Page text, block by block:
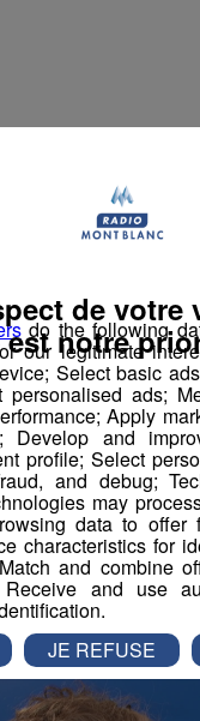
Partager sur
Partager sur
voulez
do the following
our legitimate
Select basic
ads;
Apply
Develop and
profile; Select
and debug;
may
data to offer
characteristics for
and combine
and use
de votre
est notre
JE REFUSE